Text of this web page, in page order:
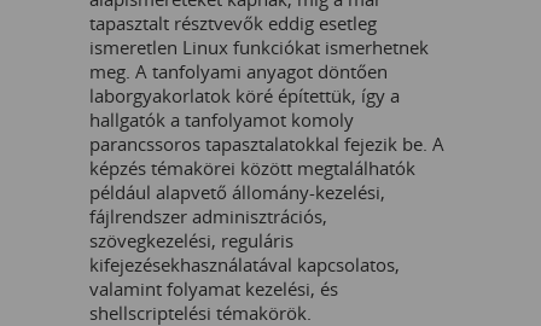
tapasztalt résztvevők eddig esetleg
ismeretlen Linux funkciókat ismerhetnek
meg. A tanfolyami anyagot döntően
laborgyakorlatok köré építettük, így a
hallgatók a tanfolyamot komoly
parancssoros tapasztalatokkal fejezik be. A
képzés témakörei között megtalálhatók
például alapvető állomány-kezelési,
fájlrendszer adminisztrációs,
szövegkezelési, reguláris
kifejezésekhasználatával kapcsolatos,
valamint folyamat kezelési, és
shellscriptelési témakörök.